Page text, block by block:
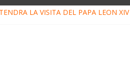
LA VISITA DEL PAPA LEÓN